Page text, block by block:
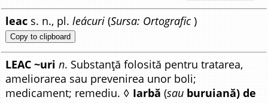
leac s. n., pl.leácuri (Sursa: Ortografic )
Copy to clipboard
LEAC ~uri n. Substanță folosită pentru tratarea,
ameliorarea sau prevenirea unor boli;
medicament; remediu. ◊ Iarbă (sau buruiană) de